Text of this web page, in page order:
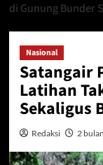
di Gunung Bunder
Nasional
Satangair
Latihan
Sekaligus
Redaksi 2